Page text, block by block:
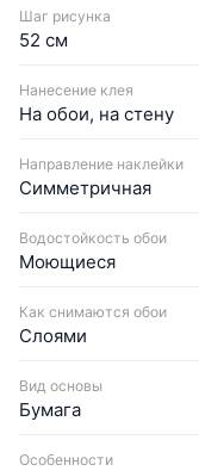
Шаг рисунка
52 см
Нанесение клея
На обои, на стену
Направление наклейки
Симметричная
Водостойкость обои
Моющиеся
Как снимаются обои
Слоями
Вид основы
Бумага
Особенности